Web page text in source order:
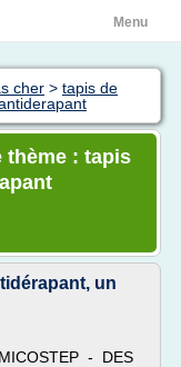
Menu
cher > tapis de
thème : tapis
un
- DES